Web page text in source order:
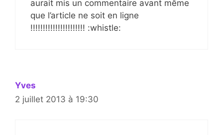
aurait mis un commentaire avant même
que l’article ne soit en ligne
!!!!!!!!!!!!!!!!!!!!!! :whistle:
Yves
2 juillet 2013 à 19:30